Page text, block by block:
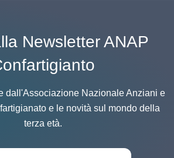
Newsletter ANAP
dall'Associazione Nazionale Anziani e
e le novità sul mondo della
terza età.